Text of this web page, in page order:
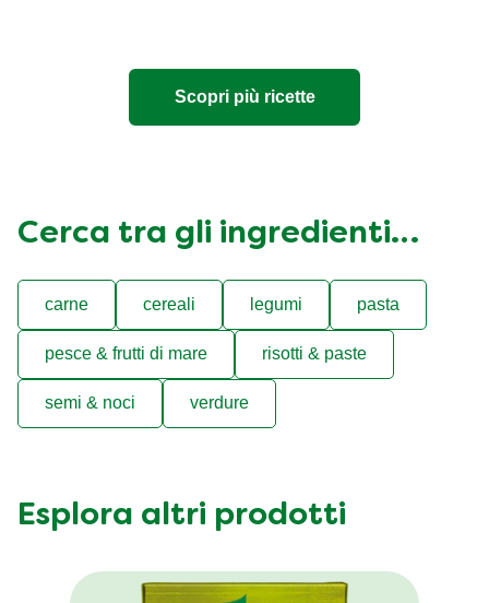
Scopri più ricette
Cerca tra gli ingredienti…
carne cereali legumi pasta
pesce & frutti di mare risotti & paste
semi & noci verdure
Esplora altri prodotti